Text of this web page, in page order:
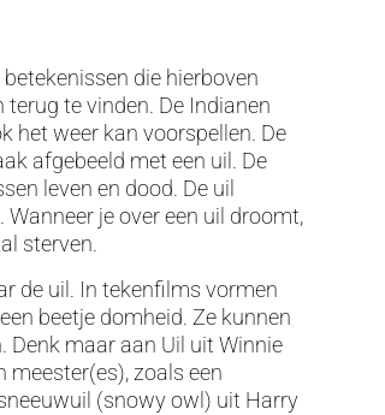
die hierboven
te vinden. De Indianen
het weer kan voorspellen. De
afgebeeld met een uil. De
leven en dood. De uil
je over een uil droomt,
sterven.
de uil. In tekenfilms vormen
beetje domheid. Ze kunnen
Denk maar aan Uil uit Winnie
meester(es), zoals een
(snowy owl) uit Harry